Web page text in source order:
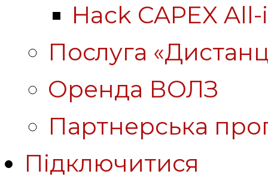
Hack CAPEX
Послуга
Оренда ВОЛЗ
Партнерська
Підключитися